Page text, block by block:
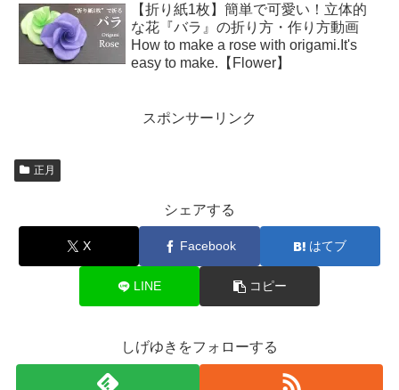
【折り紙1枚】簡単で可愛い！立体的
な花『バラ』の折り方・作り方動画
How to make a rose with origami.It's
easy to make.【Flower】
スポンサーリンク
正月
シェアする
X Facebook はてブ
LINE コピー
しげゆきをフォローする